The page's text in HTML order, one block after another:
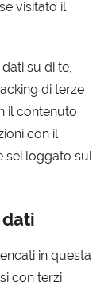
visitato il
su di te,
di terze
il contenuto
con il
sei loggato sul
in questa
con terzi